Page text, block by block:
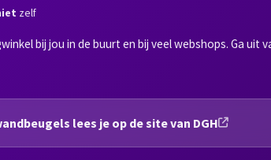
zelf
bij jou in de buurt en bij veel webshops. Ga uit
lees je op de site van DGH